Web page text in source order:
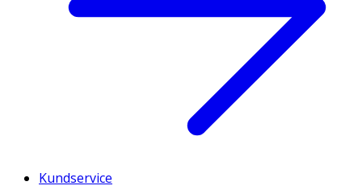
Kundservice